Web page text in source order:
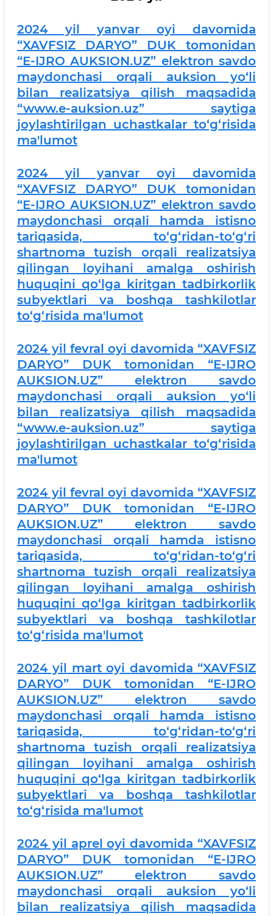
2024 yil yanvar oyi davomida
“XAVFSIZ DARYO” DUK tomonidan
“E-IJRO AUKSION.UZ” elektron savdo
maydonchasi orqali auksion yo‘li
bilan realizatsiya qilish maqsadida
“www.e-auksion.uz” saytiga
joylashtirilgan uchastkalar to‘g‘risida
ma'lumot
2024 yil yanvar oyi davomida
“XAVFSIZ DARYO” DUK tomonidan
“E-IJRO AUKSION.UZ” elektron savdo
maydonchasi orqali hamda istisno
tariqasida, to‘g‘ridan-to‘g‘ri
shartnoma tuzish orqali realizatsiya
qilingan loyihani amalga oshirish
huquqini qo‘lga kiritgan tadbirkorlik
subyektlari va boshqa tashkilotlar
to‘g‘risida ma'lumot
2024 yil fevral oyi davomida “XAVFSIZ
DARYO” DUK tomonidan “E-IJRO
AUKSION.UZ” elektron savdo
maydonchasi orqali auksion yo‘li
bilan realizatsiya qilish maqsadida
“www.e-auksion.uz” saytiga
joylashtirilgan uchastkalar to‘g‘risida
ma'lumot
2024 yil fevral oyi davomida “XAVFSIZ
DARYO” DUK tomonidan “E-IJRO
AUKSION.UZ” elektron savdo
maydonchasi orqali hamda istisno
tariqasida, to‘g‘ridan-to‘g‘ri
shartnoma tuzish orqali realizatsiya
qilingan loyihani amalga oshirish
huquqini qo‘lga kiritgan tadbirkorlik
subyektlari va boshqa tashkilotlar
to‘g‘risida ma'lumot
2024 yil mart oyi davomida “XAVFSIZ
DARYO” DUK tomonidan “E-IJRO
AUKSION.UZ” elektron savdo
maydonchasi orqali hamda istisno
tariqasida, to‘g‘ridan-to‘g‘ri
shartnoma tuzish orqali realizatsiya
qilingan loyihani amalga oshirish
huquqini qo‘lga kiritgan tadbirkorlik
subyektlari va boshqa tashkilotlar
to‘g‘risida ma'lumot
2024 yil aprel oyi davomida “XAVFSIZ
DARYO” DUK tomonidan “E-IJRO
AUKSION.UZ” elektron savdo
maydonchasi orqali auksion yo‘li
bilan realizatsiya qilish maqsadida